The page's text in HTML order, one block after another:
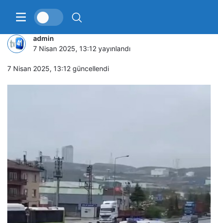
Hafif ticari araç takla attı
admin
7 Nisan 2025, 13:12 yayınlandı
7 Nisan 2025, 13:12 güncellendi